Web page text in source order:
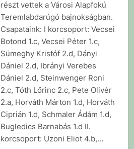
részt vettek a Városi Alapfokú
Teremlabdarúgó bajnokságban.
Csapataink: I korcsoport: Vecsei
Botond 1.c, Vecsei Péter 1.c,
Sümeghy Kristóf 2.d, Dányi
Dániel 2.d, Ibrányi Verebes
Dániel 2.d, Steinwenger Roni
2.c, Tóth Lőrinc 2.c, Pete Olivér
2.a, Horváth Márton 1.d, Horváth
Ciprián 1.d, Schmaler Ádám 1.d,
Bugledics Barnabás 1.d II.
korcsoport: Uzoni Eliot 4.b,…